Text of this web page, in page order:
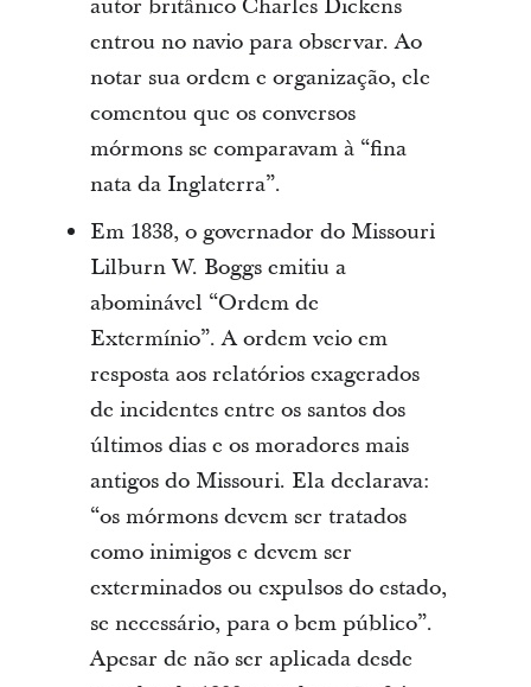
autor britânico Charles Dickens
entrou no navio para observar. Ao
notar sua ordem e organização, ele
comentou que os conversos
mórmons se comparavam à “fina
nata da Inglaterra”.
Em 1838, o governador do Missouri
Lilburn W. Boggs emitiu a
abominável “Ordem de
Extermínio”. A ordem veio em
resposta aos relatórios exagerados
de incidentes entre os santos dos
últimos dias e os moradores mais
antigos do Missouri. Ela declarava:
“os mórmons devem ser tratados
como inimigos e devem ser
exterminados ou expulsos do estado,
se necessário, para o bem público”.
Apesar de não ser aplicada desde